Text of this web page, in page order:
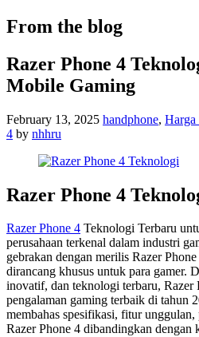
From the blog
Razer Phone 4
Mobile Gaming
February 13, 2025 handphone, Harga
4 by nhhru
Razer Phone 4
Razer Phone 4 Teknologi Terbaru
perusahaan terkenal dalam industri
gebrakan dengan merilis Razer
dirancang khusus untuk para gamer.
inovatif, dan teknologi terbaru, Razer
pengalaman gaming terbaik di tahun
membahas spesifikasi, fitur
Razer Phone 4 dibandingkan dengan